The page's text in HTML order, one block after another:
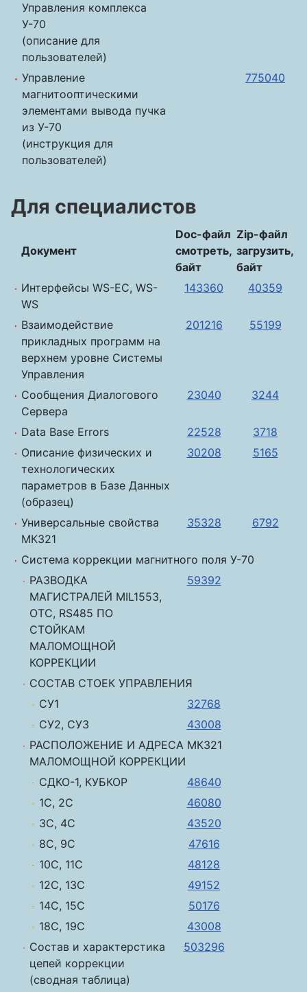
Управления комплекса
У-70
(описание для
пользователей)
Управление
магнитооптическими
элементами вывода пучка
из У-70
(инструкция для
пользователей)
775040
Для специалистов
Документ
Doc-файл
смотреть,
байт
Zip-файл
загрузить,
байт
Интерфейсы WS-EC, WS-
WS
143360 40359
Взаимодействие
прикладных программ на
верхнем уровне Системы
Управления
201216 55199
Сообщения Диалогового
Сервера
23040 3244
Data Base Errors 22528
3718
Описание физических и
технологических
параметров в Базе Данных
(образец)
30208 5165
Универсальные свойства
МК321
35328 6792
Система коррекции магнитного поля У-70
РАЗВОДКА
МАГИСТРАЛЕЙ MIL1553,
ОТС, RS485 ПО
СТОЙКАМ
МАЛОМОЩНОЙ
КОРРЕКЦИИ
59392
СОСТАВ СТОЕК УПРАВЛЕНИЯ
СУ1
32768
СУ2, СУ3
43008
РАСПОЛОЖЕНИЕ И АДРЕСА МК321
МАЛОМОЩНОЙ КОРРЕКЦИИ
СДКО-1, КУБКОР
48640
1С, 2С
46080
3С, 4С
43520
8С, 9С
47616
10С, 11С
48128
12С, 13С
49152
14С, 15С
50176
18С, 19С
43008
Состав и характерстика
цепей коррекции
(сводная таблица)
503296